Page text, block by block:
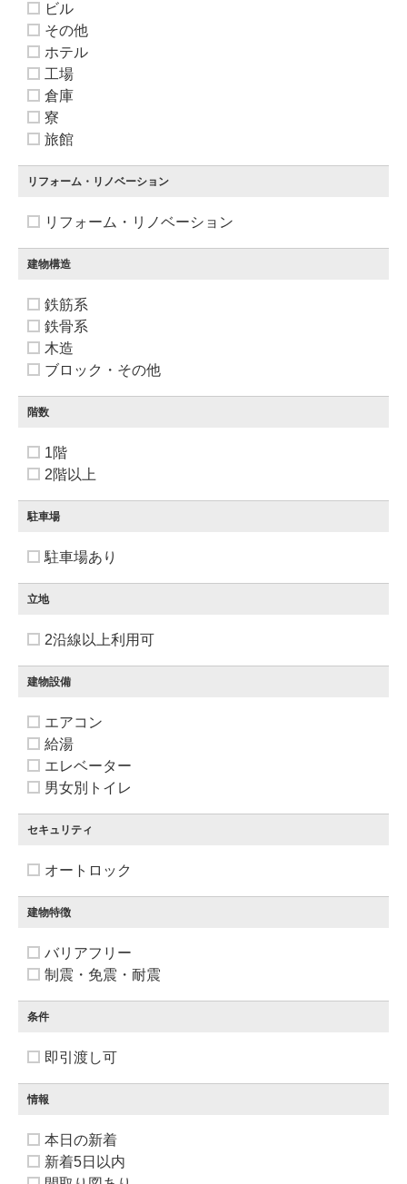
ビル
その他
ホテル
工場
倉庫
寮
旅館
リフォーム・リノベーション
リフォーム・リノベーション
建物構造
鉄筋系
鉄骨系
木造
ブロック・その他
階数
1階
2階以上
駐車場
駐車場あり
立地
2沿線以上利用可
建物設備
エアコン
給湯
エレベーター
男女別トイレ
セキュリティ
オートロック
建物特徴
バリアフリー
制震・免震・耐震
条件
即引渡し可
情報
本日の新着
新着5日以内